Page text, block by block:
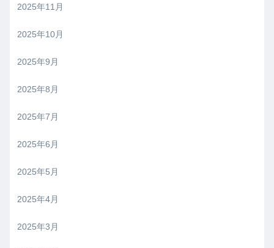
2025年11月
2025年10月
2025年9月
2025年8月
2025年7月
2025年6月
2025年5月
2025年4月
2025年3月